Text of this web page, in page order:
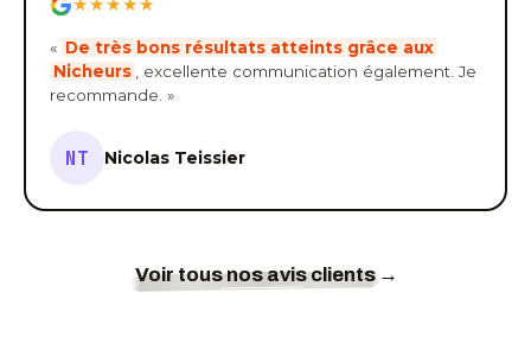
« De très bons résultats atteints grâce aux
Nicheurs
, excellente communication également. Je
recommande. »
NT Nicolas Teissier
Voir tous nos avis clients →